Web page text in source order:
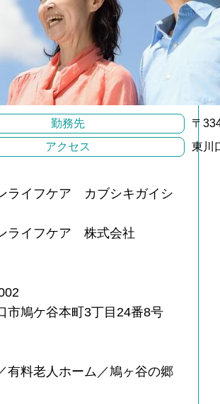
勤務先
〒
アクセス
東川
ライフケア カブシキガイシ
ライフケア 株式会社
市鳩ケ谷本町3丁目24番8号
有料老人ホーム／鳩ヶ谷の郷